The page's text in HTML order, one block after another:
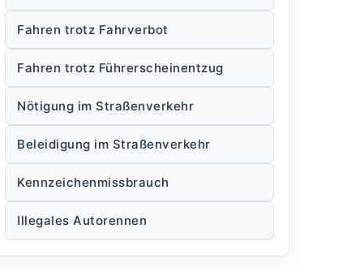
Fahren trotz Fahrverbot
Fahren trotz Führerscheinentzug
Nötigung im Straßenverkehr
Beleidigung im Straßenverkehr
Kennzeichenmissbrauch
Illegales Autorennen